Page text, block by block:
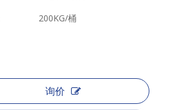
200KG/桶
询价